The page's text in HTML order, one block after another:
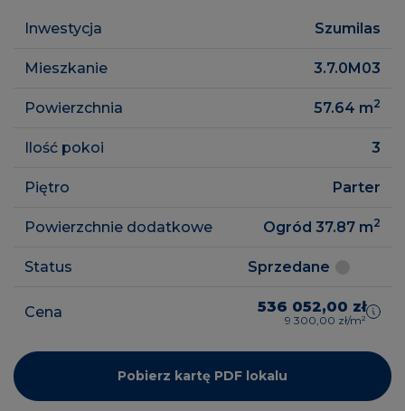
Inwestycja Szumilas
Mieszkanie 3.7.0M03
Powierzchnia 57.64 m2
Ilość pokoi 3
Piętro Parter
Powierzchnie dodatkowe Ogród 37.87 m2
Status Sprzedane
Cena 536 052,00 zł
9 300,00 zł/m²
Pobierz kartę PDF lokalu